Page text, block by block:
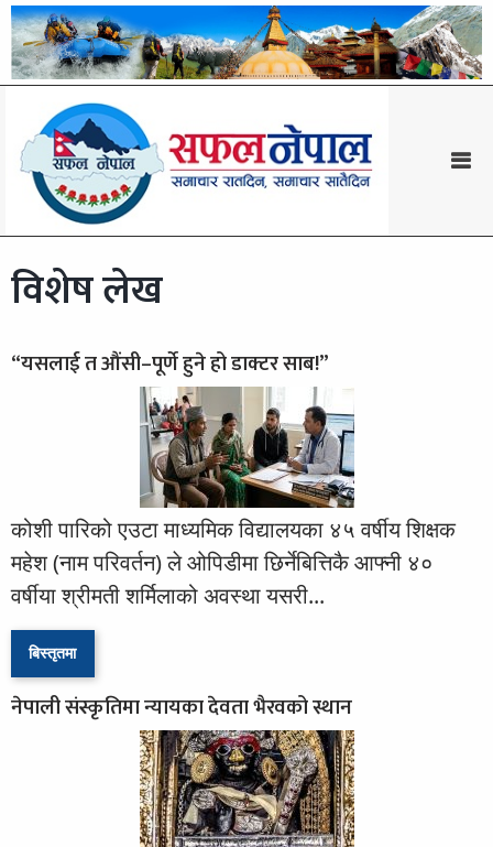
विशेष लेख
“यसलाई त औंसी–पूर्णे हुने हो डाक्टर साब!”
कोशी पारिको एउटा माध्यमिक विद्यालयका ४५ वर्षीय शिक्षक
महेश (नाम परिवर्तन) ले ओपिडीमा छिर्नेबित्तिकै आफ्नी ४०
वर्षीया श्रीमती शर्मिलाको अवस्था यसरी...
बिस्तृतमा
नेपाली संस्कृतिमा न्यायका देवता भैरवको स्थान